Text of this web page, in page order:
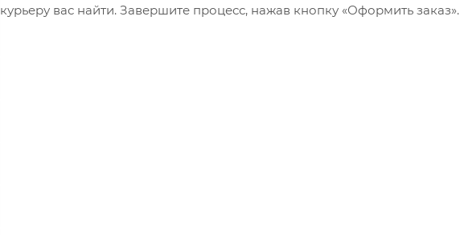
курьеру вас найти. Завершите процесс, нажав кнопку «Оформить заказ».